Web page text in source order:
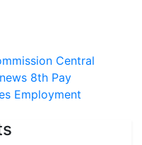
Central
8th Pay
Employment